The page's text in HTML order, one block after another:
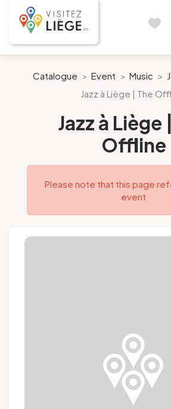
Like a citizen of Liège
Prepare my stay
Our suggestions
Catalogue > Event > Music >
Jazz à Liège | The
Jazz à Liège
Offline
Please note that this page
event